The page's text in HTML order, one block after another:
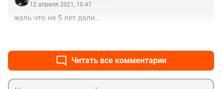
12 апреля 2021, 10:47
жаль что не 5 лет дали...
Читать все комментарии